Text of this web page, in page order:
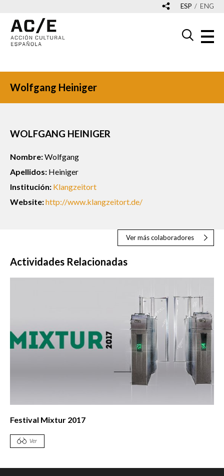
ESP ENG
Wolfgang Heiniger
WOLFGANG HEINIGER
Nombre:Wolfgang
Apellidos: Heiniger
Institución: Klangzeitort
Website:http://www.klangzeitort.de/
Ver más colaboradores
Actividades Relacionadas
Festival Mixtur 2017
Ver